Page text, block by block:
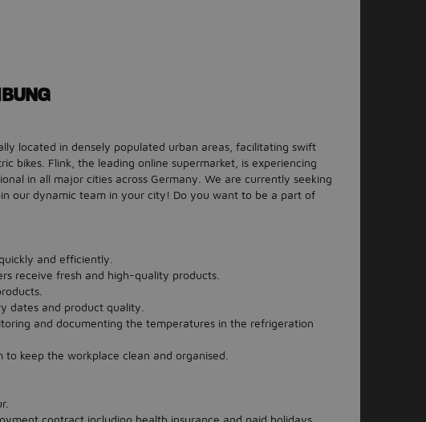
located in densely populated urban areas, facilitating swift
bikes. Flink, the leading online supermarket, is experiencing
in all major cities across Germany. We are currently seeking
our dynamic team in your city! Do you want to be a part of
and efficiently.
receive fresh and high-quality products.
dates and product quality.
and documenting the temperatures in the refrigeration
keep the workplace clean and organised.
contract including health insurance and paid holidays.